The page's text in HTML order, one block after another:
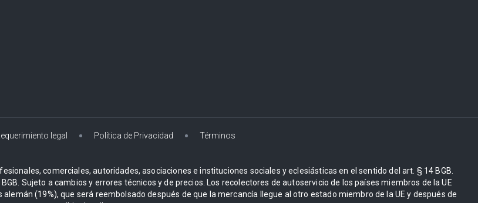
legal Política de Privacidad Términos
comerciales, autoridades, asociaciones e instituciones sociales y eclesiásticas en el sentido del art. § 14 BGB.
Sujeto a cambios y errores técnicos y de precios. Los recolectores de autoservicio de los países miembros de la UE
(19%), que será reembolsado después de que la mercancía llegue al otro estado miembro de la UE y después de